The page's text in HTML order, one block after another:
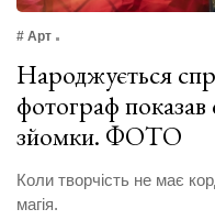
# Арт
Народжується
фотограф показав
зйомки. ФОТО
Коли творчість не має
магія.